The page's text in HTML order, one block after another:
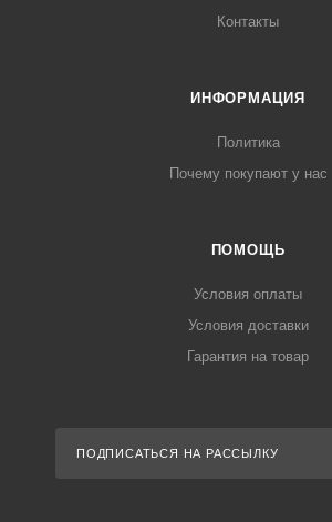
Контакты
ИНФОРМАЦИЯ
Политика
Почему покупают у нас
ПОМОЩЬ
Условия оплаты
Условия доставки
Гарантия на товар
ПОДПИСАТЬСЯ НА РАССЫЛКУ